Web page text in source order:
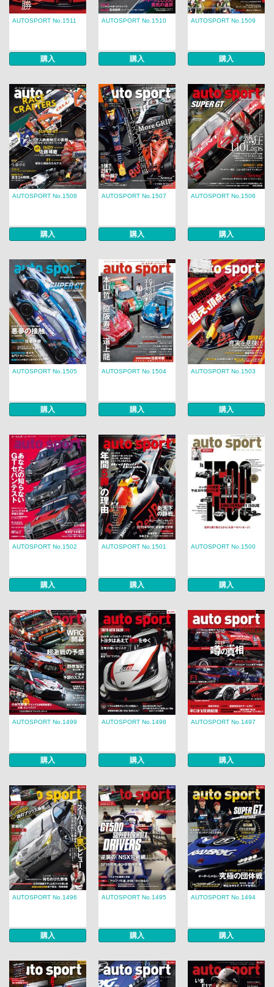
AUTOSPORT No.1511
購入
AUTOSPORT No.1510
購入
AUTOSPORT No.1509
購入
AUTOSPORT No.1508
購入
AUTOSPORT No.1507
購入
AUTOSPORT No.1506
購入
AUTOSPORT No.1505
購入
AUTOSPORT No.1504
購入
AUTOSPORT No.1503
購入
AUTOSPORT No.1502
購入
AUTOSPORT No.1501
購入
AUTOSPORT No.1500
購入
AUTOSPORT No.1499
購入
AUTOSPORT No.1498
購入
AUTOSPORT No.1497
購入
AUTOSPORT No.1496
購入
AUTOSPORT No.1495
購入
AUTOSPORT No.1494
購入